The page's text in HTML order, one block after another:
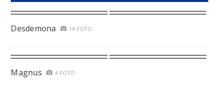
Desdemona 14 FOTO
Magnus 4 FOTO